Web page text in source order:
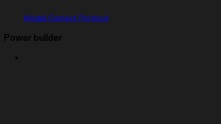
Model Context Protocol
Power builder